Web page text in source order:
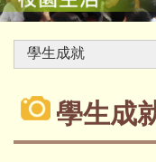
學生成